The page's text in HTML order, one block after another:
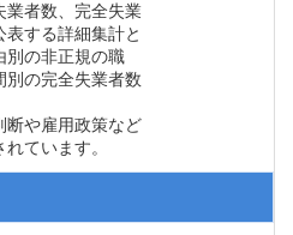
業者数、完全失業
する詳細集計と
別の非正規の職
別の完全失業者数
断や雇用政策など
ています。